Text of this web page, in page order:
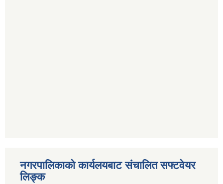
नगरपालिकाको कार्यलयबाट संचालित सफ्टवेयर
लिङ्क